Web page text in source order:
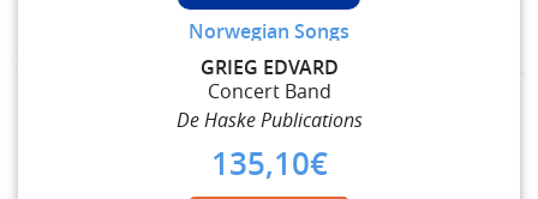
Norwegian Songs
GRIEG EDVARD
Concert Band
De Haske Publications
135,10€